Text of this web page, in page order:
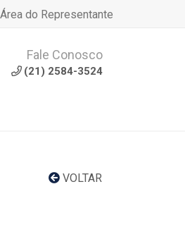
Área do Representante
Fale Conosco
(21) 2584-3524
VOLTAR